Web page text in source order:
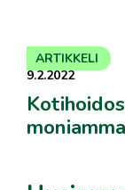
9.2.2022
ARTIKKELI